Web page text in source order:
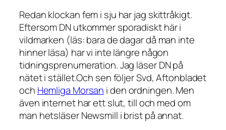
Redan klockan fem i sju har jag skittråkigt.
Eftersom DN utkommer sporadiskt här i
vildmarken (läs: bara de dagar då man inte
hinner läsa) har vi inte längre någon
tidningsprenumeration. Jag läser DN på
nätet i stället.Och sen följer Svd, Aftonbladet
och Hemliga Morsan i den ordningen. Men
även internet har ett slut, till och med om
man hetsläser Newsmill i brist på annat.